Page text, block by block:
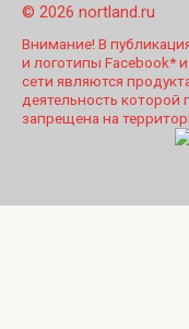
© 2026 nortland.ru
Внимание! В
и логотипы Facebook*
сети являются
деятельность которой
запрещена на